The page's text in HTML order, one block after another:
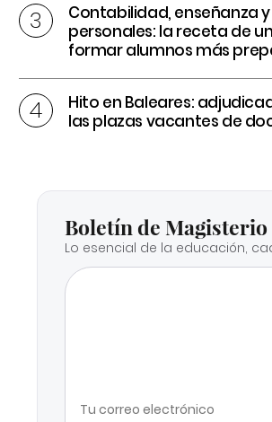
Contabilidad, enseñanza
personales: la receta de
formar alumnos más
Hito en Baleares:
las plazas vacantes de
Boletín de Magisterio
Lo esencial de la educación,